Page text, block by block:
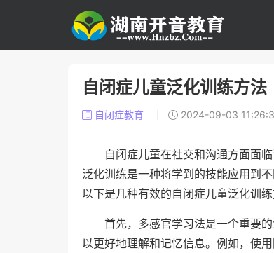
自闭症儿童泛化训练方法
自闭症教育 2024-09-03
自闭症儿童在社交和沟通方面面
泛化训练是一种将学到的技能应用到
以下是几种有效的自闭症儿童泛化训练
首先，多感官学习法是一个重要
以更好地理解和记忆信息。例如，使